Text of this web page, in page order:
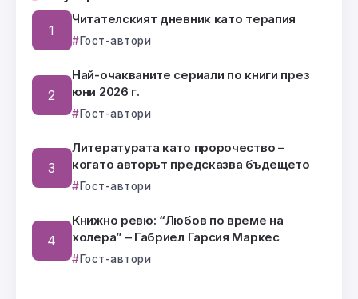
Читателският дневник като терапия
Гост-автори
Най-очакваните сериали по книги през
юни 2026 г.
Гост-автори
Литературата като пророчество –
когато авторът предсказва бъдещето
Гост-автори
Книжно ревю: “Любов по време на
холера” – Габриел Гарсия Маркес
Гост-автори